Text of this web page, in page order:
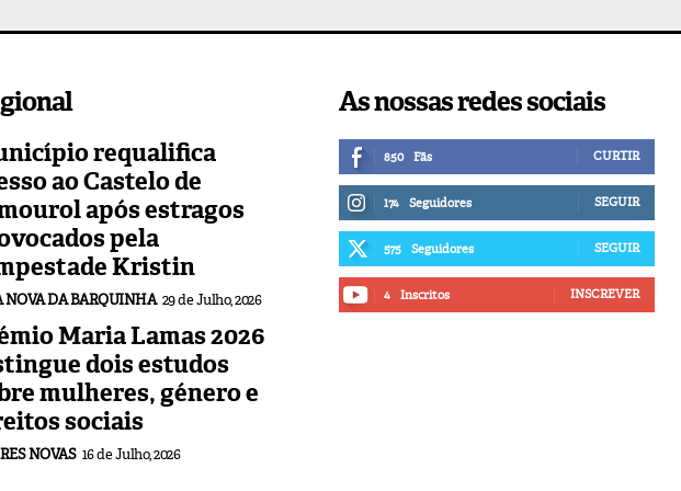
requalifica
ao Castelo de
após estragos
pela
Kristin
NOVA DA BARQUINHA 29 de Julho, 2026
Maria Lamas 2026
dois estudos
mulheres, género e
sociais
NOVAS 16 de Julho, 2026
As nossas redes sociais
850 Fãs CURTIR
174 Seguidores SEGUIR
575 Seguidores SEGUIR
4 Inscritos INSCREVER